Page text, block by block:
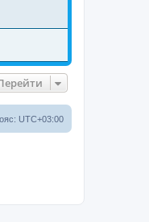
UTC+03:00